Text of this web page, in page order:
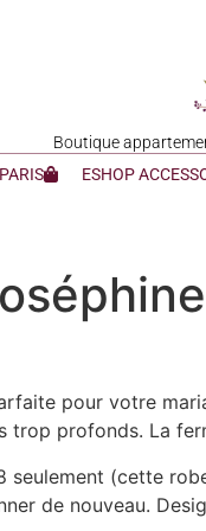
Boutique
ESHOP
pour votre
trop profonds. La
(cette
de nouveau.